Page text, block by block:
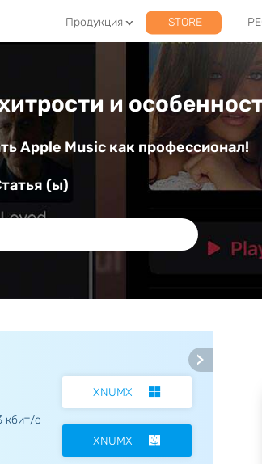
Продукция STORE
и
Apple Music как профессионал!
(ы)
кбит/с
XNUMX
XNUMX